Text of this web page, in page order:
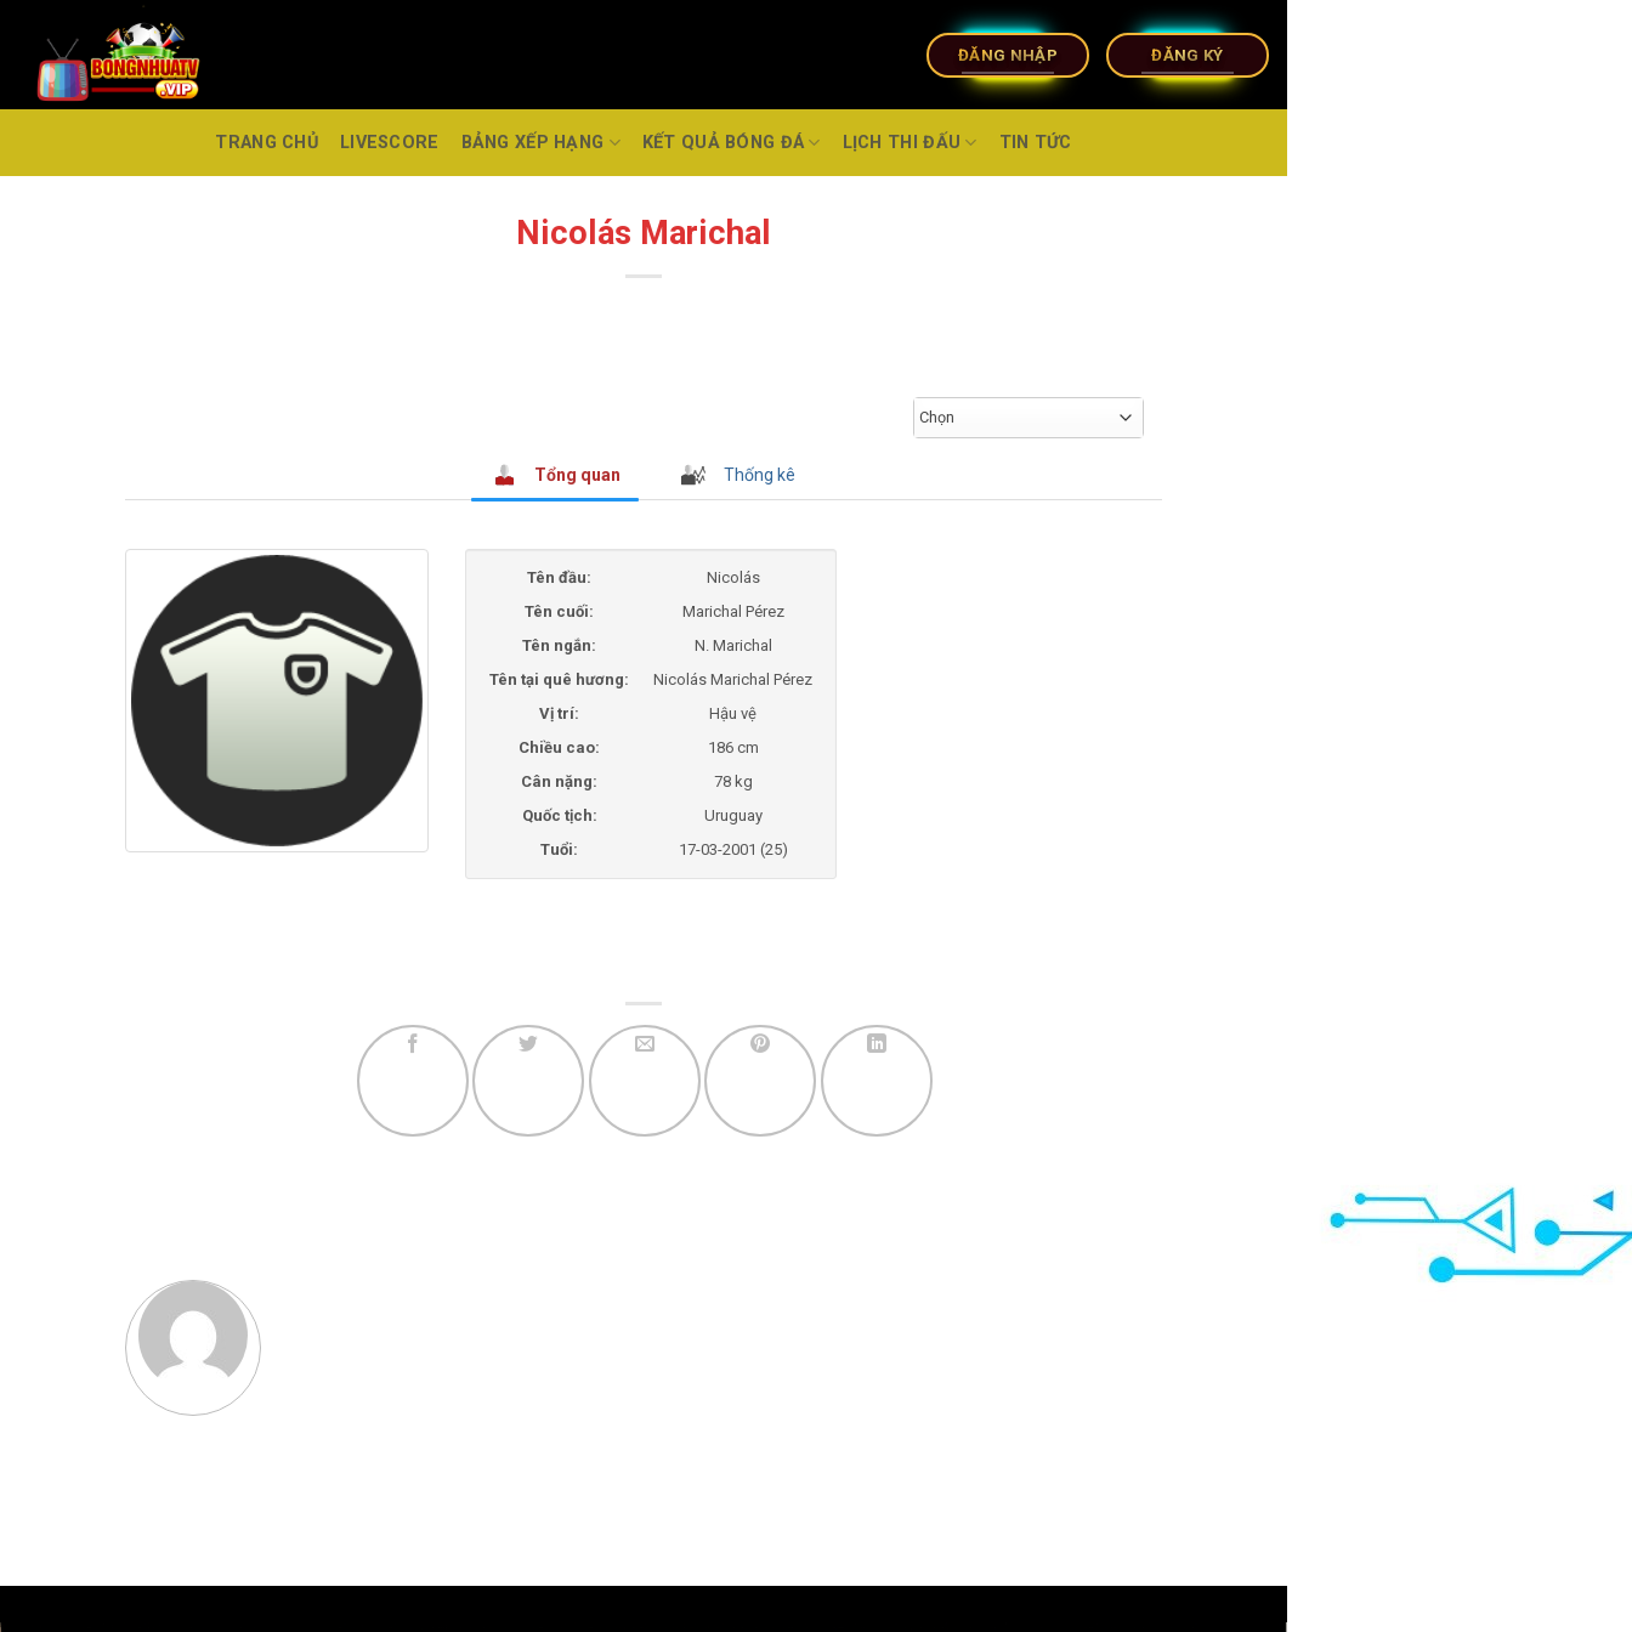
ĐĂNG NHẬP ĐĂNG KÝ
TRANG CHỦ LIVESCORE BẢNG XẾP HẠNG KẾT QUẢ BÓNG ĐÁ LỊCH THI ĐẤU TIN TỨC
Nicolás Marichal
Chọn
Tổng quan Thống kê
Tên đầu:
Nicolás
Tên cuối:
Marichal Pérez
Tên ngắn:
N. Marichal
Tên tại quê hương:
Nicolás Marichal Pérez
Vị trí:
Hậu vệ
Chiều cao:
186 cm
Cân nặng:
78 kg
Quốc tịch:
Uruguay
Tuổi:
17-03-2001 (25)